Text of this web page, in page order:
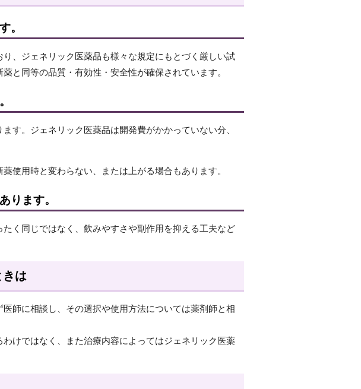
。
、ジェネリック医薬品も様々な規定にもとづく厳しい試
と同等の品質・有効性・安全性が確保されています。
す。ジェネリック医薬品は開発費がかかっていない分、
使用時と変わらない、または上がる場合もあります。
ります。
く同じではなく、飲みやすさや副作用を抑える工夫など
は
師に相談し、その選択や使用方法については薬剤師と相
けではなく、また治療内容によってはジェネリック医薬